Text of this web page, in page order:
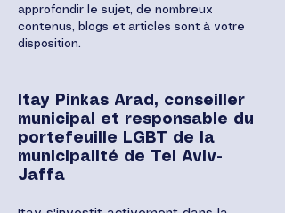
approfondir le sujet, de nombreux
contenus, blogs et articles sont à votre
disposition.
Itay Pinkas Arad, conseiller
municipal et responsable du
portefeuille LGBT de la
municipalité de Tel Aviv-
Jaffa